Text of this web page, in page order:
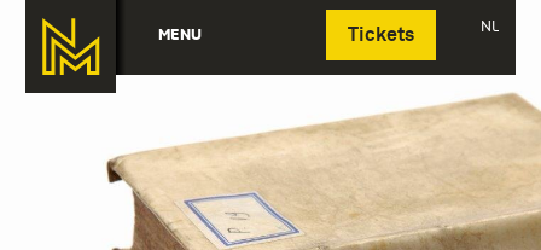
MENU Tickets NL
Deutsch